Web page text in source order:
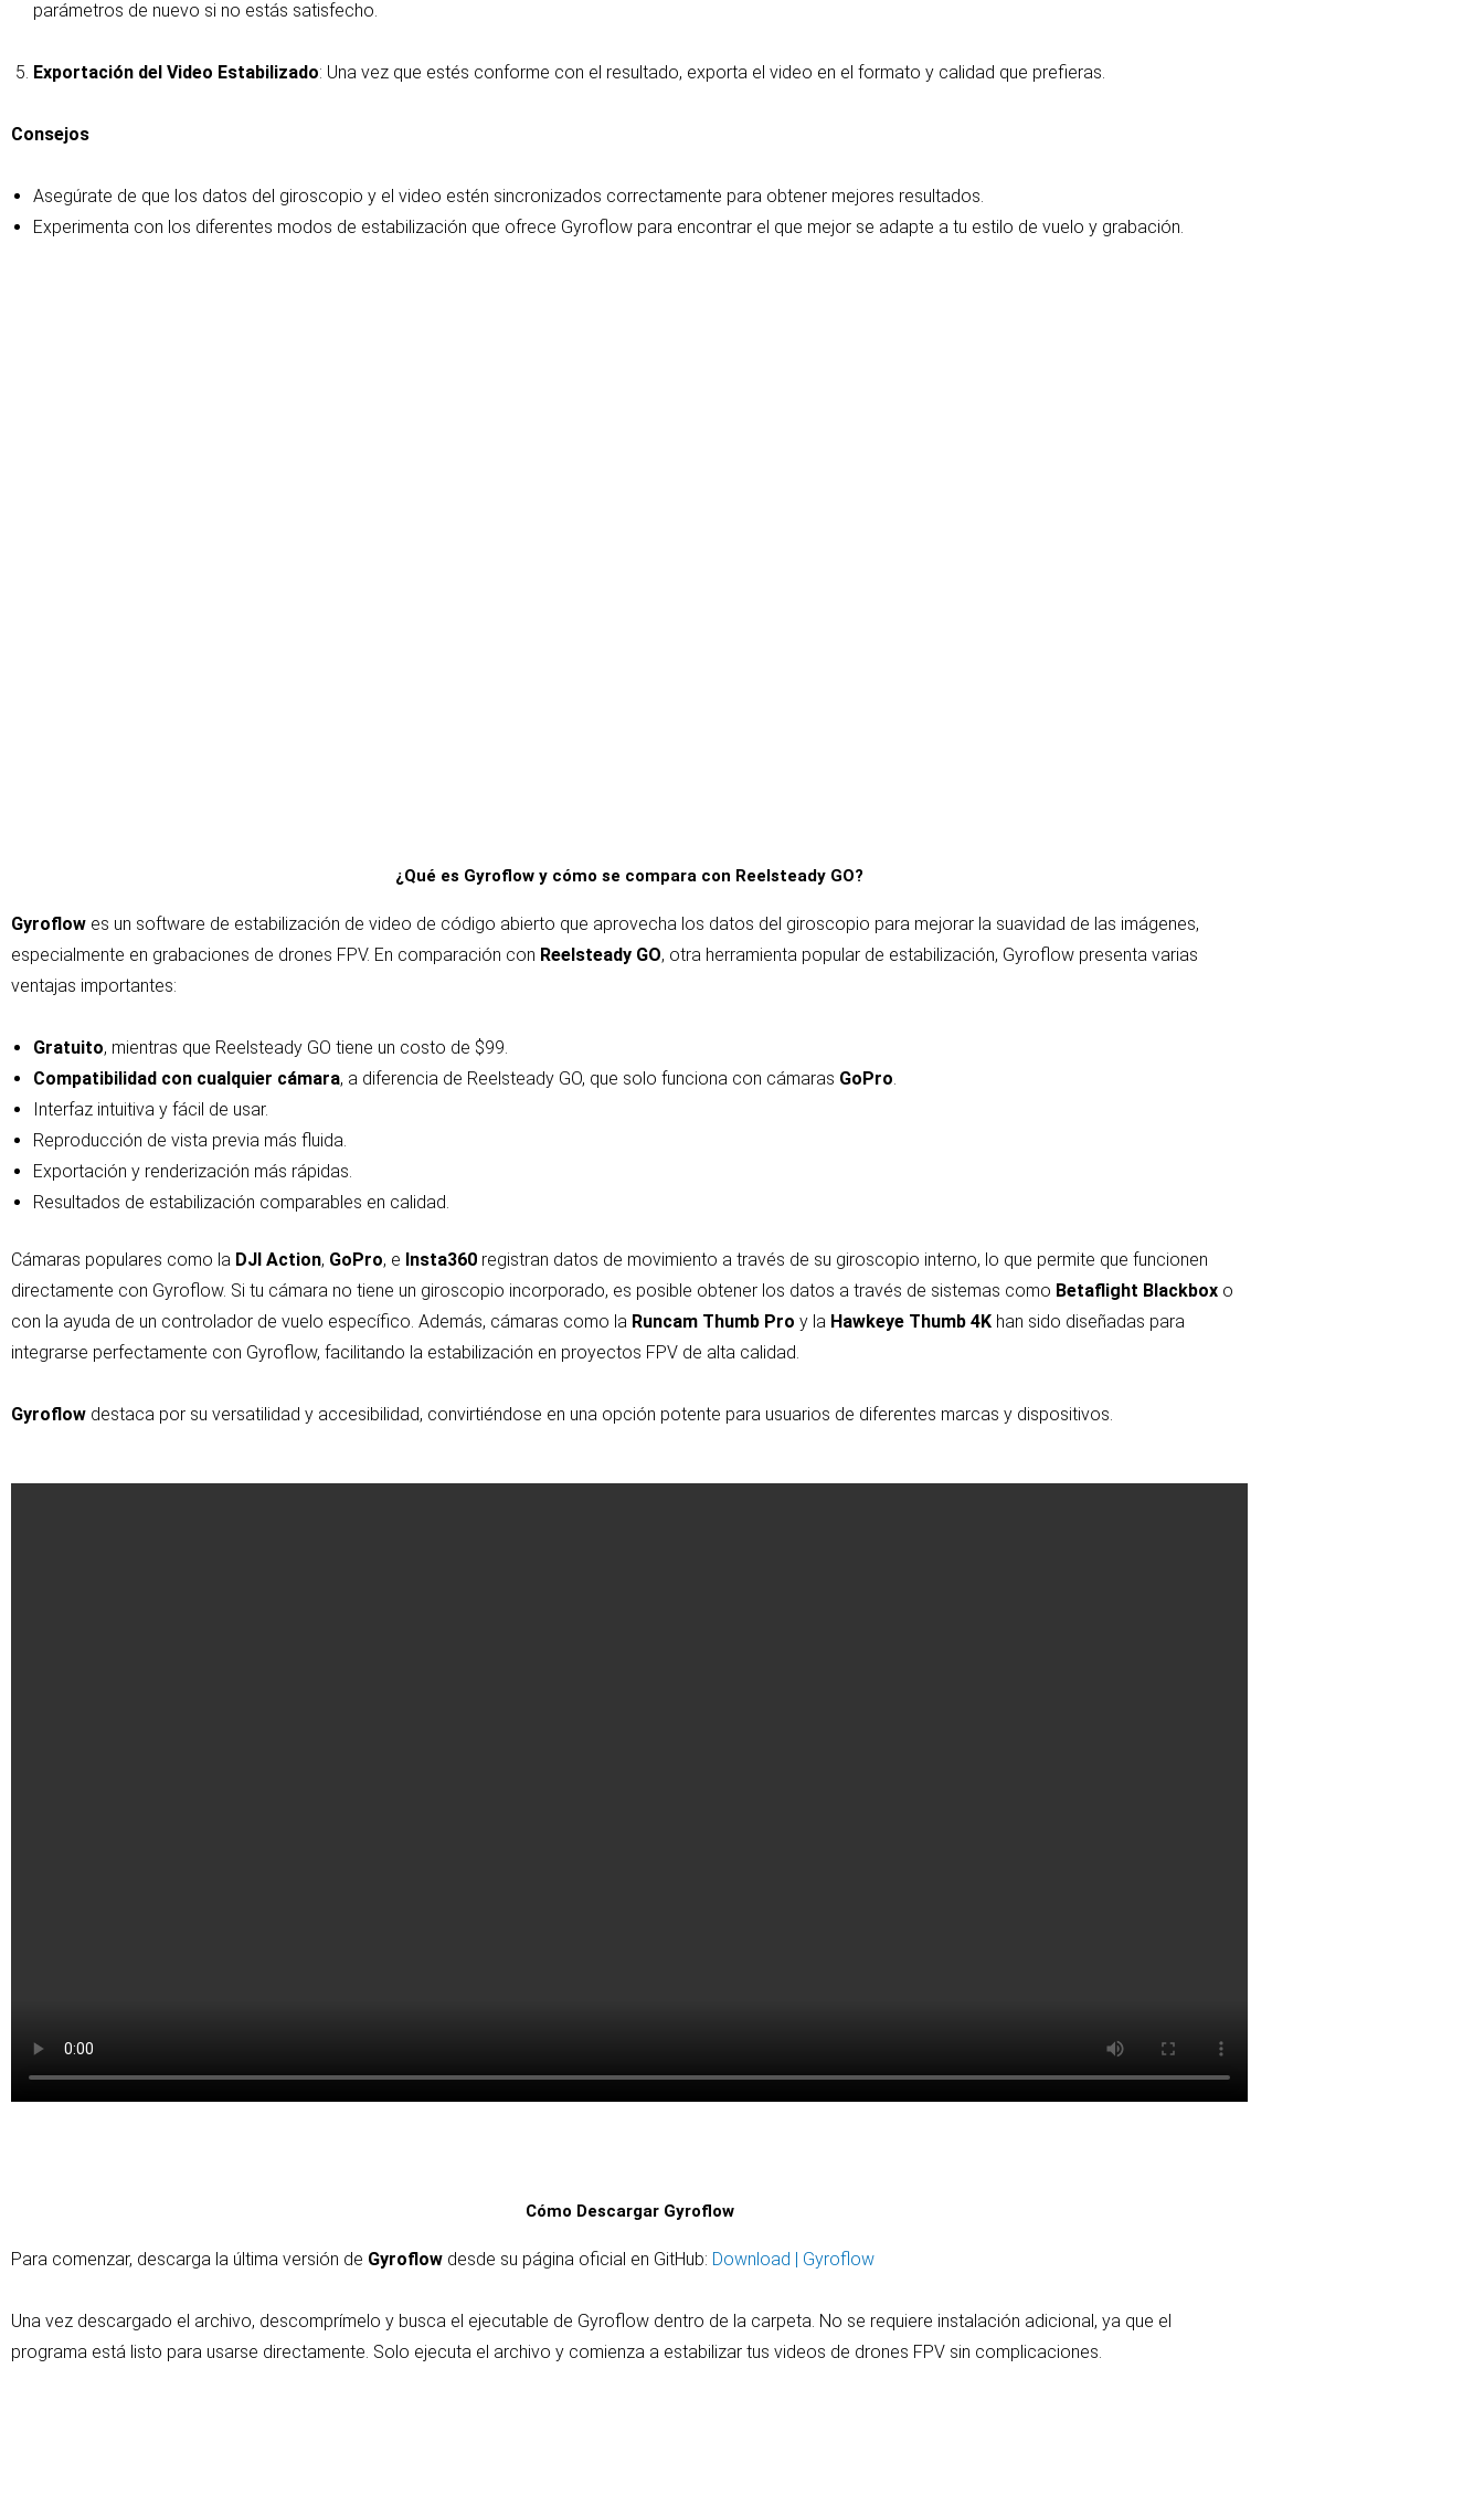
parámetros de nuevo si no estás satisfecho.
Exportación del Video Estabilizado: Una vez que estés conforme con el resultado, exporta el video en el formato y calidad que prefieras.
Consejos
Asegúrate de que los datos del giroscopio y el video estén sincronizados correctamente para obtener mejores resultados.
Experimenta con los diferentes modos de estabilización que ofrece Gyroflow para encontrar el que mejor se adapte a tu estilo de vuelo y grabación.
¿Qué es Gyroflow y cómo se compara con Reelsteady GO?
Gyroflow es un software de estabilización de video de código abierto que aprovecha los datos del giroscopio para mejorar la suavidad de las imágenes,
especialmente en grabaciones de drones FPV. En comparación con Reelsteady GO, otra herramienta popular de estabilización, Gyroflow presenta varias
ventajas importantes:
Gratuito, mientras que Reelsteady GO tiene un costo de $99.
Compatibilidad con cualquier cámara, a diferencia de Reelsteady GO, que solo funciona con cámaras GoPro.
Interfaz intuitiva y fácil de usar.
Reproducción de vista previa más fluida.
Exportación y renderización más rápidas.
Resultados de estabilización comparables en calidad.
Cámaras populares como la DJI Action, GoPro, e Insta360 registran datos de movimiento a través de su giroscopio interno, lo que permite que funcionen
directamente con Gyroflow. Si tu cámara no tiene un giroscopio incorporado, es posible obtener los datos a través de sistemas como Betaflight Blackbox o
con la ayuda de un controlador de vuelo específico. Además, cámaras como la Runcam Thumb Pro y la Hawkeye Thumb 4K han sido diseñadas para
integrarse perfectamente con Gyroflow, facilitando la estabilización en proyectos FPV de alta calidad.
Gyroflow destaca por su versatilidad y accesibilidad, convirtiéndose en una opción potente para usuarios de diferentes marcas y dispositivos.
Cómo Descargar Gyroflow
Para comenzar, descarga la última versión de Gyroflow desde su página oficial en GitHub: Download | Gyroflow
Una vez descargado el archivo, descomprímelo y busca el ejecutable de Gyroflow dentro de la carpeta. No se requiere instalación adicional, ya que el
programa está listo para usarse directamente. Solo ejecuta el archivo y comienza a estabilizar tus videos de drones FPV sin complicaciones.